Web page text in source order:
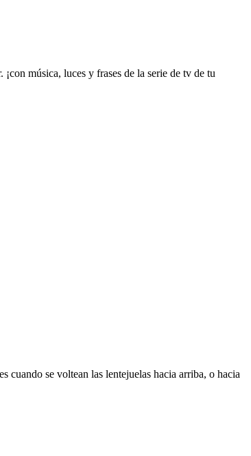
música, luces y frases de la serie de tv de tu
cuando se voltean las lentejuelas hacia arriba, o hacia